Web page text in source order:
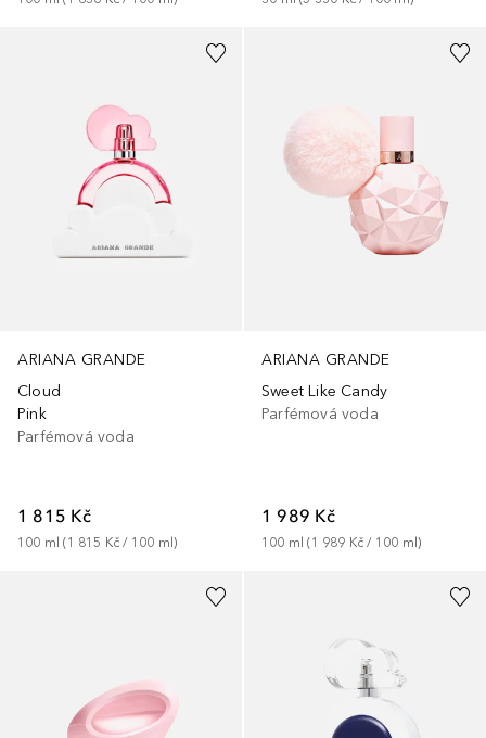
ARIANA GRANDE
Cloud
Pink
Parfémová voda
1 815 Kč
100 ml (1 815 Kč / 100 ml)
ARIANA GRANDE
Sweet Like Candy
Parfémová voda
1 989 Kč
100 ml (1 989 Kč / 100 ml)